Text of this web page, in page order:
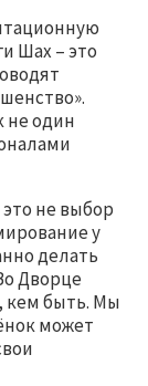
Шах – это
не один
не выбор
у
делать
Дворце
кем быть. Мы
может